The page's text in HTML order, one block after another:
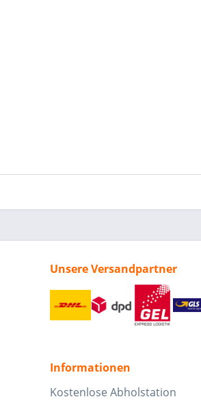
Unsere Versandpartner
Informationen
Kostenlose Abholstation